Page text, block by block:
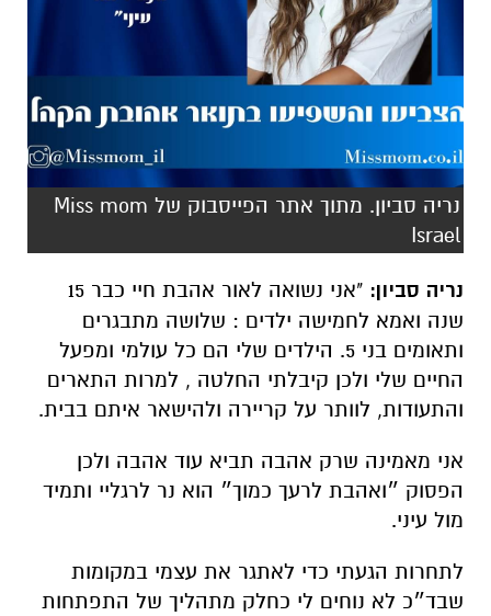
נריה סביון. מתוך אתר הפייסבוק של Miss mom
Israel
נריה סביון:
"אני נשואה לאור אהבת חיי כבר 15
שנה ואמא לחמישה ילדים : שלושה מתבגרים
ותאומים בני 5. הילדים שלי הם כל עולמי ומפעל
החיים שלי ולכן קיבלתי החלטה , למרות התארים
והתעודות, לוותר על קריירה ולהישאר איתם בבית.
אני מאמינה שרק אהבה תביא עוד אהבה ולכן
הפסוק ״ואהבת לרעך כמוך״ הוא נר לרגליי ותמיד
מול עיני.
לתחרות הגעתי כדי לאתגר את עצמי במקומות
שבד״כ לא נוחים לי כחלק מתהליך של התפתחות